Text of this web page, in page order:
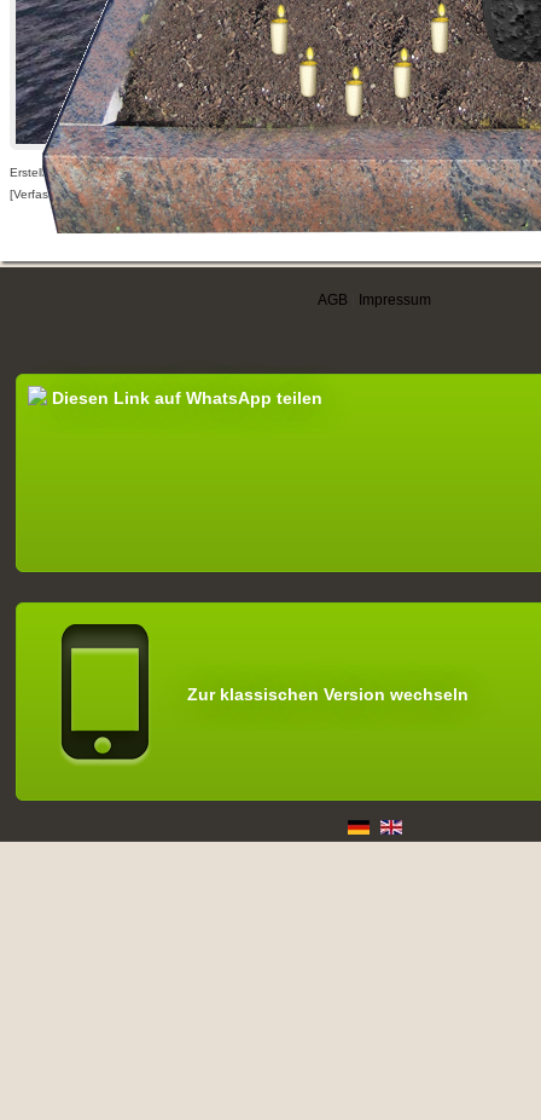
Erstellt am 01.07.2012,
[Verfasser nur für angemeldete Benutzer sichtbar]
AGB Impressum
Diesen Link auf WhatsApp teilen
Zur klassischen Version wechseln